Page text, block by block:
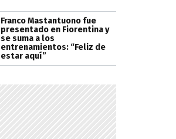
Franco Mastantuono fue
presentado en Fiorentina y
se suma a los
entrenamientos: “Feliz de
estar aquí”